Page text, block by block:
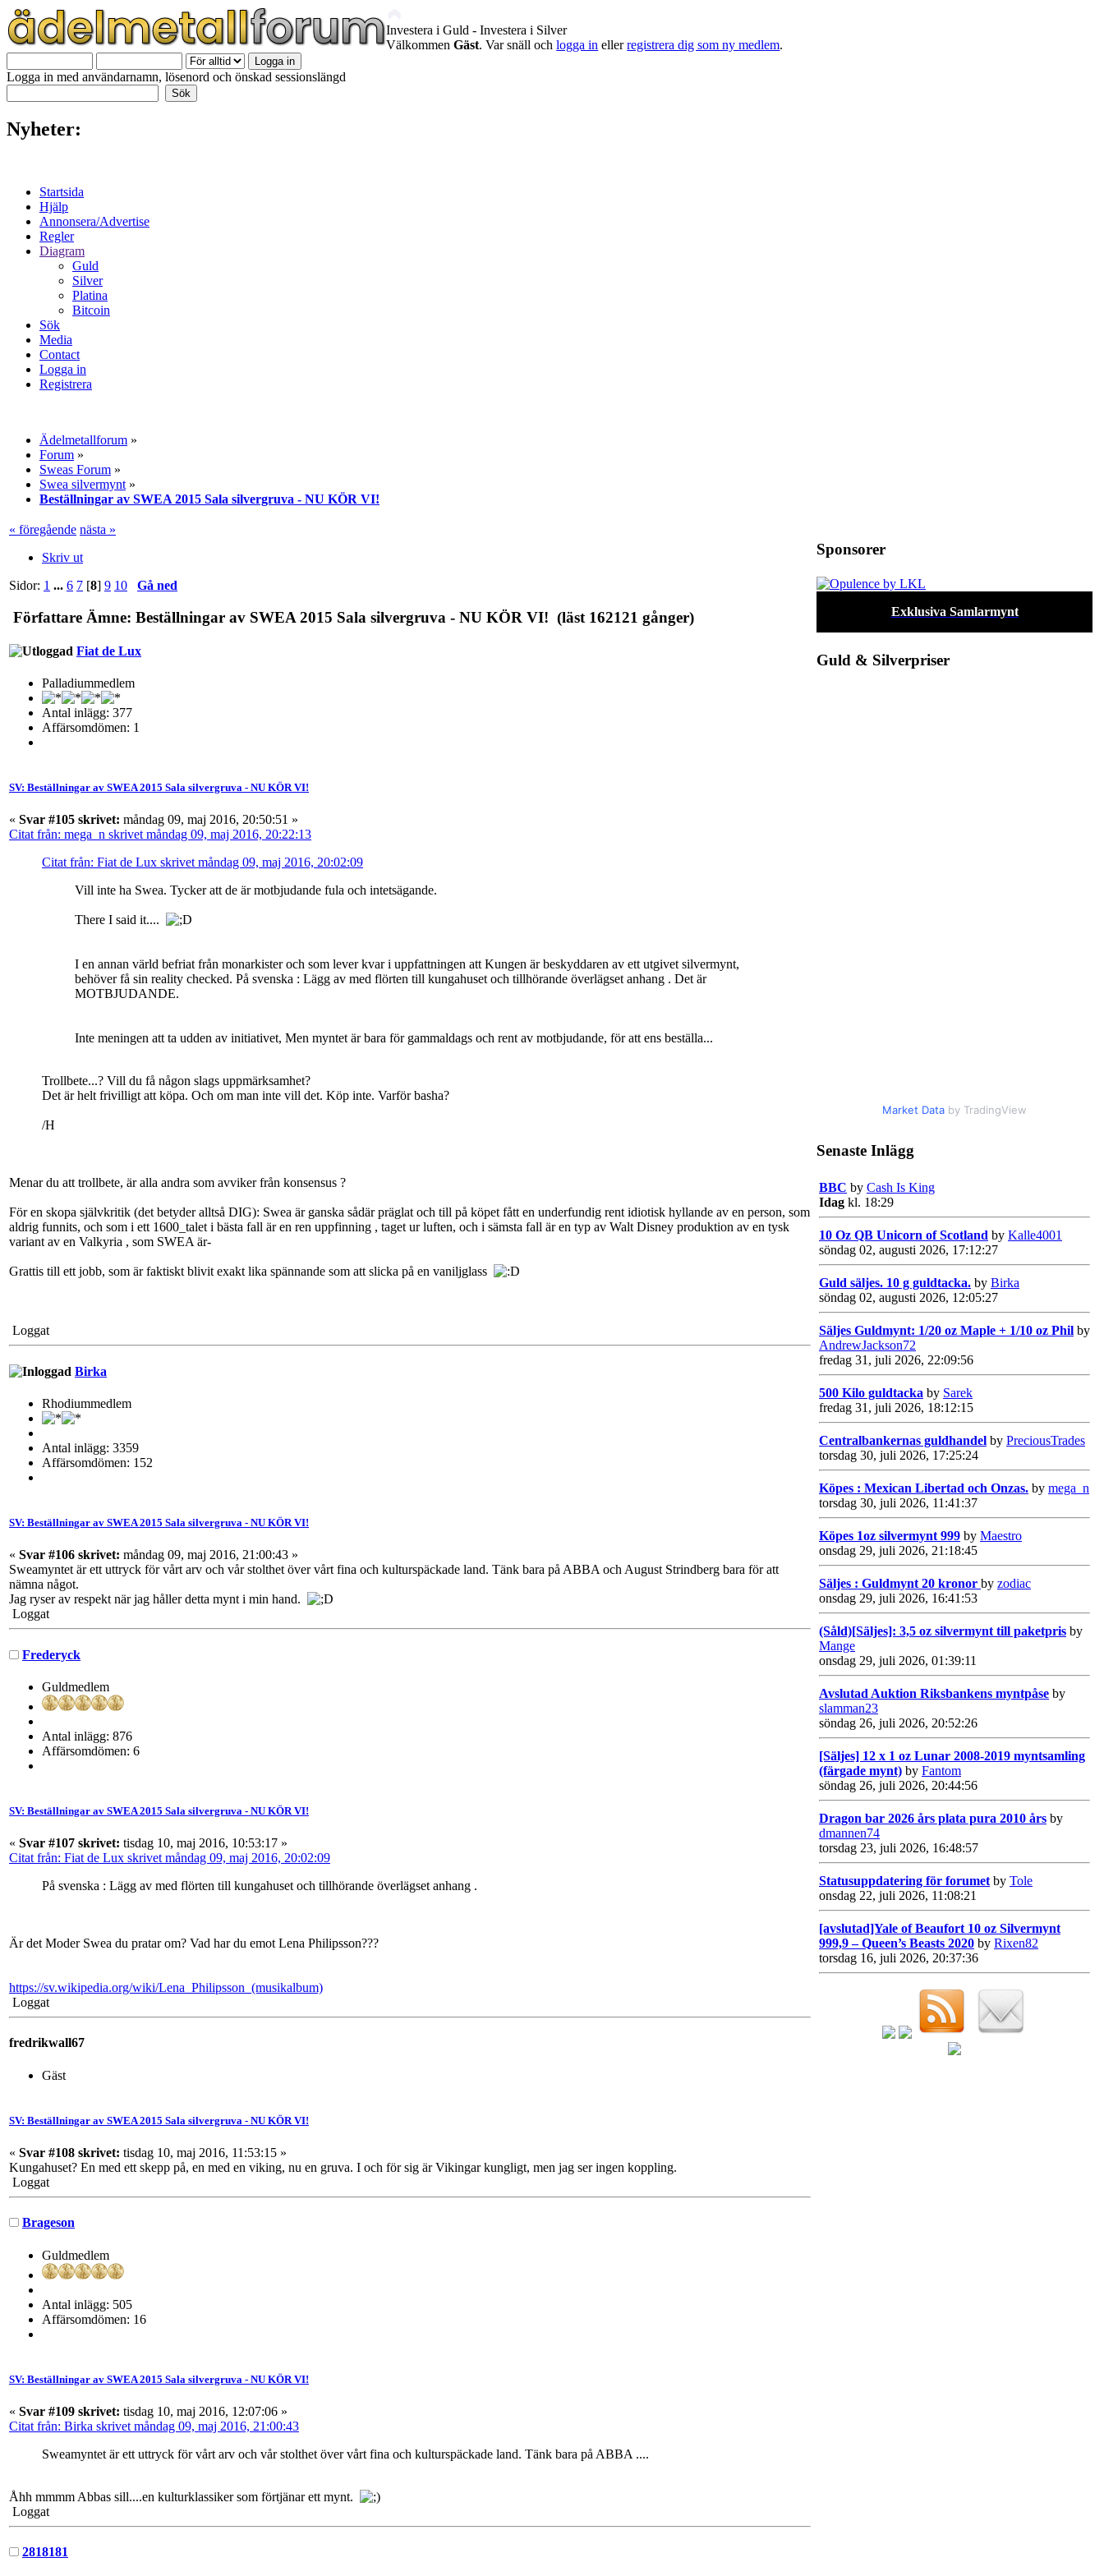
Investera i Guld - Investera i Silver
VälkommenGäst. Var snäll ochlogga in ellerregistrera dig som ny medlem.
Logga in med användarnamn, lösenord och önskad sessionslängd
Nyheter:
Startsida
Hjälp
Annonsera/Advertise
Regler
Diagram
Guld
Silver
Platina
Bitcoin
Sök
Media
Contact
Logga in
Registrera
Ädelmetallforum »
Forum »
Sweas Forum »
Swea silvermynt »
Beställningar av SWEA 2015 Sala silvergruva - NU KÖR VI!
« föregående nästa »
Skriv ut
Sidor: 1 ... 6 7 [8] 9 10 Gå ned
Författare Ämne: Beställningar av SWEA 2015 Sala silvergruva - NU KÖR VI! (läst 162121 gånger)
Fiat de Lux
Palladiummedlem
Antal inlägg: 377
Affärsomdömen: 1
SV: Beställningar av SWEA 2015 Sala silvergruva - NU KÖR VI!
« Svar #105 skrivet: måndag 09, maj 2016, 20:50:51 »
Citat från: mega_n skrivet måndag 09, maj 2016, 20:22:13
Citat från: Fiat de Lux skrivet måndag 09, maj 2016, 20:02:09
Vill inte ha Swea. Tycker att de är motbjudande fula och intetsägande.
There I said it....
I en annan värld befriat från monarkister och som lever kvar i uppfattningen att Kungen är beskyddaren av ett utgivet silvermynt,
behöver få sin reality checked. På svenska : Lägg av med flörten till kungahuset och tillhörande överlägset anhang . Det är
MOTBJUDANDE.
Inte meningen att ta udden av initiativet, Men myntet är bara för gammaldags och rent av motbjudande, för att ens beställa...
Trollbete...? Vill du få någon slags uppmärksamhet?
Det är helt frivilligt att köpa. Och om man inte vill det. Köp inte. Varför basha?
/H
Menar du att trollbete, är alla andra som avviker från konsensus ?
För en skopa självkritik (det betyder alltså DIG): Swea är ganska sådär präglat och till på köpet fått en underfundig rent idiotisk hyllande av en person, som
aldrig funnits, och som i ett 1600_talet i bästa fall är en ren uppfinning , taget ur luften, och i sämsta fall är en typ av Walt Disney produktion av en tysk
variant av en Valkyria , som SWEA är-
Grattis till ett jobb, som är faktiskt blivit exakt lika spännande som att slicka på en vaniljglass
Loggat
Birka
Rhodiummedlem
Antal inlägg: 3359
Affärsomdömen: 152
SV: Beställningar av SWEA 2015 Sala silvergruva - NU KÖR VI!
« Svar #106 skrivet: måndag 09, maj 2016, 21:00:43 »
Sweamyntet är ett uttryck för vårt arv och vår stolthet över vårt fina och kulturspäckade land. Tänk bara på ABBA och August Strindberg bara för att
nämna något.
Jag ryser av respekt när jag håller detta mynt i min hand.
Loggat
Frederyck
Guldmedlem
Antal inlägg: 876
Affärsomdömen: 6
SV: Beställningar av SWEA 2015 Sala silvergruva - NU KÖR VI!
« Svar #107 skrivet: tisdag 10, maj 2016, 10:53:17 »
Citat från: Fiat de Lux skrivet måndag 09, maj 2016, 20:02:09
På svenska : Lägg av med flörten till kungahuset och tillhörande överlägset anhang .
Är det Moder Swea du pratar om? Vad har du emot Lena Philipsson???
https://sv.wikipedia.org/wiki/Lena_Philipsson_(musikalbum)
Loggat
fredrikwall67
Gäst
SV: Beställningar av SWEA 2015 Sala silvergruva - NU KÖR VI!
« Svar #108 skrivet: tisdag 10, maj 2016, 11:53:15 »
Kungahuset? En med ett skepp på, en med en viking, nu en gruva. I och för sig är Vikingar kungligt, men jag ser ingen koppling.
Loggat
Brageson
Guldmedlem
Antal inlägg: 505
Affärsomdömen: 16
SV: Beställningar av SWEA 2015 Sala silvergruva - NU KÖR VI!
« Svar #109 skrivet: tisdag 10, maj 2016, 12:07:06 »
Citat från: Birka skrivet måndag 09, maj 2016, 21:00:43
Sweamyntet är ett uttryck för vårt arv och vår stolthet över vårt fina och kulturspäckade land. Tänk bara på ABBA ....
Åhh mmmm Abbas sill....en kulturklassiker som förtjänar ett mynt.
Loggat
2818181
Sponsorer
Exklusiva Samlarmynt
Guld & Silverpriser
Market Data by TradingView
Senaste Inlägg
BBC by Cash Is King
Idag kl. 18:29
10 Oz QB Unicorn of Scotland by Kalle4001
söndag 02, augusti 2026, 17:12:27
Guld säljes. 10 g guldtacka. by Birka
söndag 02, augusti 2026, 12:05:27
Säljes Guldmynt: 1/20 oz Maple + 1/10 oz Phil by
AndrewJackson72
fredag 31, juli 2026, 22:09:56
500 Kilo guldtacka by Sarek
fredag 31, juli 2026, 18:12:15
Centralbankernas guldhandel by PreciousTrades
torsdag 30, juli 2026, 17:25:24
Köpes : Mexican Libertad och Onzas. by mega_n
torsdag 30, juli 2026, 11:41:37
Köpes 1oz silvermynt 999 by Maestro
onsdag 29, juli 2026, 21:18:45
Säljes : Guldmynt 20 kronor by zodiac
onsdag 29, juli 2026, 16:41:53
(Såld)[Säljes]: 3,5 oz silvermynt till paketpris by
Mange
onsdag 29, juli 2026, 01:39:11
Avslutad Auktion Riksbankens myntpåse by
slamman23
söndag 26, juli 2026, 20:52:26
[Säljes] 12 x 1 oz Lunar 2008-2019 myntsamling
(färgade mynt) by Fantom
söndag 26, juli 2026, 20:44:56
Dragon bar 2026 års plata pura 2010 års by
dmannen74
torsdag 23, juli 2026, 16:48:57
Statusuppdatering för forumet by Tole
onsdag 22, juli 2026, 11:08:21
[avslutad]Yale of Beaufort 10 oz Silvermynt
999,9 – Queen’s Beasts 2020 by Rixen82
torsdag 16, juli 2026, 20:37:36